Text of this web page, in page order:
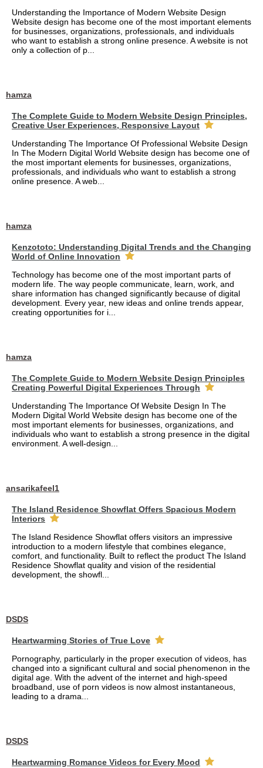
Understanding the Importance of Modern Website Design
Website design has become one of the most important elements
for businesses, organizations, professionals, and individuals
who want to establish a strong online presence. A website is not
only a collection of p...
hamza
The Complete Guide to Modern Website Design Principles,
Creative User Experiences, Responsive Layout
Understanding The Importance Of Professional Website Design
In The Modern Digital World Website design has become one of
the most important elements for businesses, organizations,
professionals, and individuals who want to establish a strong
online presence. A web...
hamza
Kenzototo: Understanding Digital Trends and the Changing
World of Online Innovation
Technology has become one of the most important parts of
modern life. The way people communicate, learn, work, and
share information has changed significantly because of digital
development. Every year, new ideas and online trends appear,
creating opportunities for i...
hamza
The Complete Guide to Modern Website Design Principles
Creating Powerful Digital Experiences Through
Understanding The Importance Of Website Design In The
Modern Digital World Website design has become one of the
most important elements for businesses, organizations, and
individuals who want to establish a strong presence in the digital
environment. A well-design...
ansarikafeel1
The Island Residence Showflat Offers Spacious Modern
Interiors
The Island Residence Showflat offers visitors an impressive
introduction to a modern lifestyle that combines elegance,
comfort, and functionality. Built to reflect the product The Island
Residence Showflat quality and vision of the residential
development, the showfl...
DSDS
Heartwarming Stories of True Love
Pornography, particularly in the proper execution of videos, has
changed into a significant cultural and social phenomenon in the
digital age. With the advent of the internet and high-speed
broadband, use of porn videos is now almost instantaneous,
leading to a drama...
DSDS
Heartwarming Romance Videos for Every Mood